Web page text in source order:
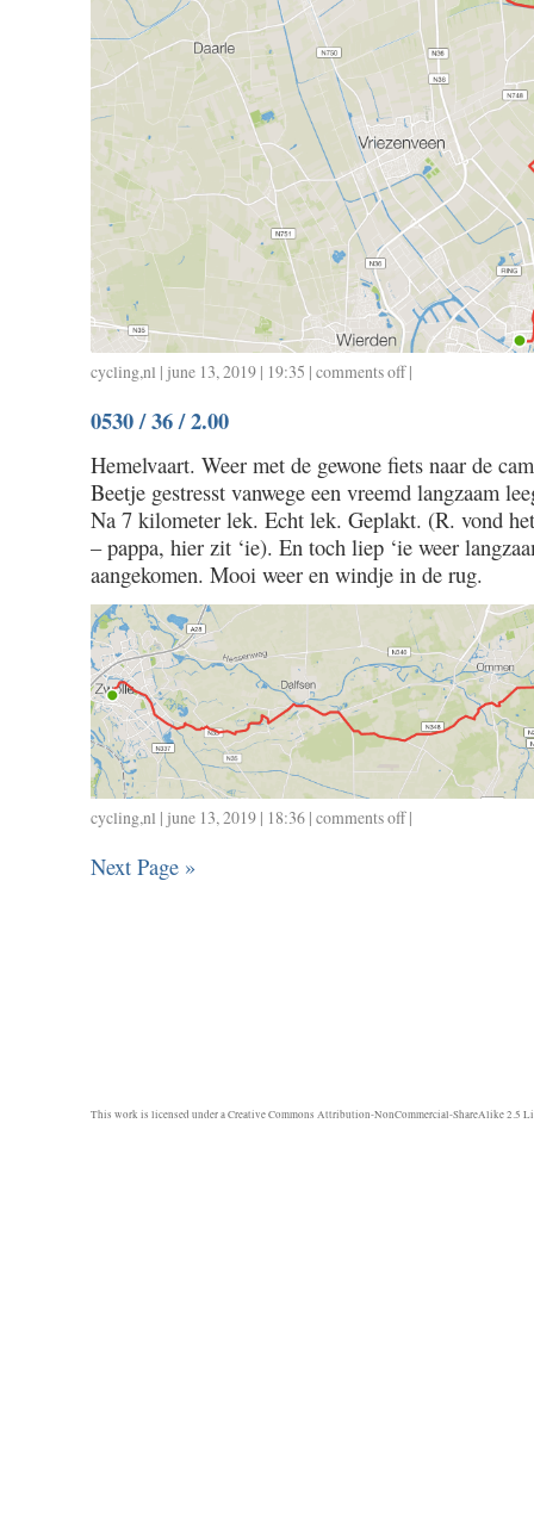
cycling,nl | june 13, 2019 | 19:35 | comments offon
/
29
/
2.02
|
0530 / 36 / 2.00
Hemelvaart. Weer met de gewone fiets naar de
Beetje gestresst vanwege een vreemd langzaam
Na 7 kilometer lek. Echt lek. Geplakt. (R. vond
– pappa, hier zit ‘ie). En toch liep ‘ie weer
aangekomen. Mooi weer en windje in de rug.
cycling,nl | june 13, 2019 | 18:36 | comments offon
|
Next Page »
This work is licensed under aCreative Commons Attribution-NonCommercial-ShareAlike 2.5